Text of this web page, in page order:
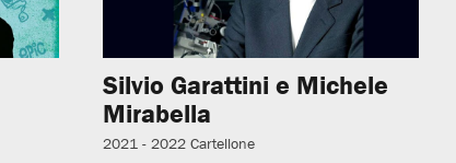
Silvio Garattini e Michele
Mirabella
2021 - 2022 Cartellone